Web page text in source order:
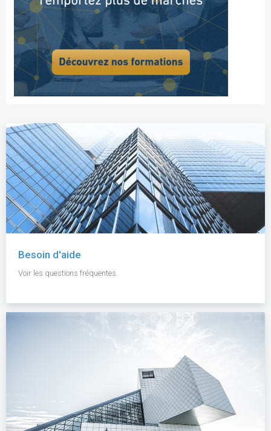
Besoin d'aide
Voir les questions fréquentes.